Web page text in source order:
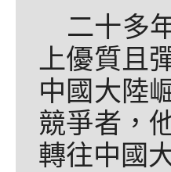
二十多
上優質且
中國大陸
競爭者，
轉往中國